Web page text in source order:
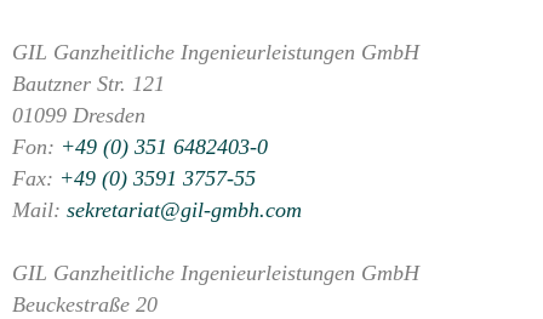
GIL Ganzheitliche Ingenieurleistungen GmbH
Bautzner Str. 121
01099 Dresden
Fon: +49 (0) 351 6482403-0
Fax: +49 (0) 3591 3757-55
Mail: sekretariat@gil-gmbh.com
GIL Ganzheitliche Ingenieurleistungen GmbH
Beuckestraße 20